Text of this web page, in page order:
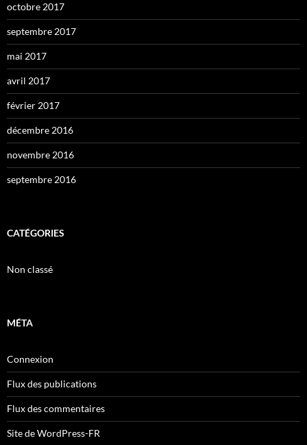
octobre 2017
septembre 2017
mai 2017
avril 2017
février 2017
décembre 2016
novembre 2016
septembre 2016
CATÉGORIES
Non classé
MÉTA
Connexion
Flux des publications
Flux des commentaires
Site de WordPress-FR